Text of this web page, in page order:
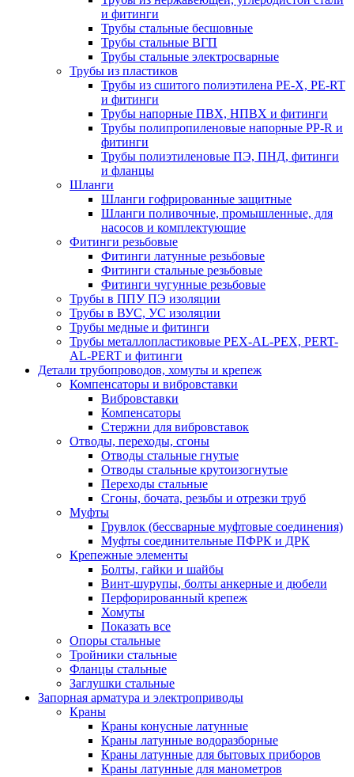
и фитинги
Трубы стальные бесшовные
Трубы стальные ВГП
Трубы стальные электросварные
Трубы из пластиков
Трубы из сшитого полиэтилена PE-X, PE-RT
и фитинги
Трубы напорные ПВХ, НПВХ и фитинги
Трубы полипропиленовые напорные PP-R и
фитинги
Трубы полиэтиленовые ПЭ, ПНД, фитинги
и фланцы
Шланги
Шланги гофрированные защитные
Шланги поливочные, промышленные, для
насосов и комплектующие
Фитинги резьбовые
Фитинги латунные резьбовые
Фитинги стальные резьбовые
Фитинги чугунные резьбовые
Трубы в ППУ ПЭ изоляции
Трубы в ВУС, УС изоляции
Трубы медные и фитинги
Трубы металлопластиковые PEX-AL-PEX, PERT-
AL-PERT и фитинги
Детали трубопроводов, хомуты и крепеж
Компенсаторы и вибровставки
Вибровставки
Компенсаторы
Стержни для вибровставок
Отводы, переходы, сгоны
Отводы стальные гнутые
Отводы стальные крутоизогнутые
Переходы стальные
Сгоны, бочата, резьбы и отрезки труб
Муфты
Грувлок (бессварные муфтовые соединения)
Муфты соединительные ПФРК и ДРК
Крепежные элементы
Болты, гайки и шайбы
Винт-шурупы, болты анкерные и дюбели
Перфорированный крепеж
Хомуты
Показать все
Опоры стальные
Тройники стальные
Фланцы стальные
Заглушки стальные
Запорная арматура и электроприводы
Краны
Краны конусные латунные
Краны латунные водоразборные
Краны латунные для бытовых приборов
Краны латунные для манометров